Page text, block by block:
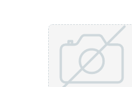
pokolenie, nigdy
już nie będzie
miało
możliwości